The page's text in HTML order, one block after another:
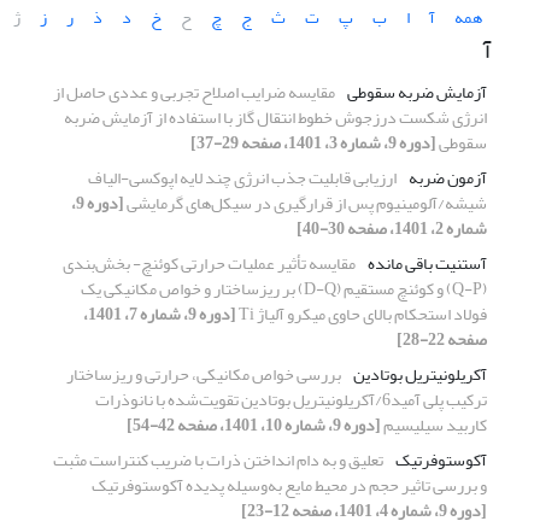
همه
آ ا ب پ ت ث ج چ ح خ د ذ ر ز ژ
آ
آزمایش ضربه سقوطی مقایسه ضرایب اصلاح تجربی و عددی حاصل از
انرژی شکست درزجوش خطوط انتقال گاز با استفاده از آزمایش ضربه
سقوطی[دوره 9، شماره 3، 1401، صفحه 29-37]
آزمون ضربه ارزیابی قابلیت جذب انرژی چند لایه اپوکسی-الیاف
شیشه/آلومینیوم پس از قرارگیری در سیکل‌های گرمایشی [دوره 9،
شماره 2، 1401، صفحه 30-40]
آستنیت باقی مانده مقایسه تأثیر عملیات حرارتی کوئنچ- بخش‌بندی
(Q-P) و کوئنچ مستقیم (D-Q) بر ریزساختار و خواص مکانیکی یک
فولاد استحکام بالای حاوی میکرو آلیاژ Ti [دوره 9، شماره 7، 1401،
صفحه 22-28]
آکریلونیتریل بوتادین بررسی خواص مکانیکی، حرارتی و ریزساختار
ترکیب پلی آمید6/آکریلونیتریل بوتادین تقویت‌شده با نانوذرات
کاربید سیلیسیم[دوره 9، شماره 10، 1401، صفحه 42-54]
آکوستوفرتیک تعلیق و به دام انداختن ذرات با ضریب کنتراست مثبت
و بررسی تاثیر حجم در محیط مایع به‌وسیله پدیده آکوستوفرتیک
[دوره 9، شماره 4، 1401، صفحه 12-23]